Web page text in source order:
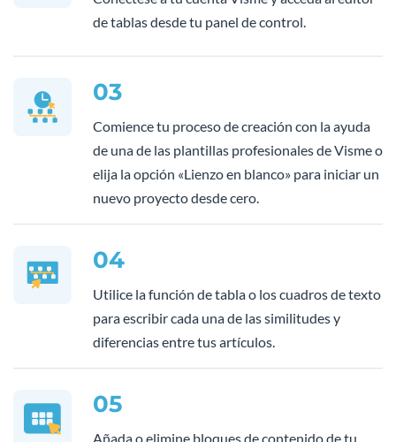
de tablas desde tu panel de control.
03
Comience tu proceso de creación con la ayuda
de una de las plantillas profesionales de Visme o
elija la opción «Lienzo en blanco» para iniciar un
nuevo proyecto desde cero.
04
Utilice la función de tabla o los cuadros de texto
para escribir cada una de las similitudes y
diferencias entre tus artículos.
05
Añada o elimine bloques de contenido de tu